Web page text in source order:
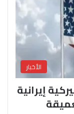
الأخبار
إيرانية